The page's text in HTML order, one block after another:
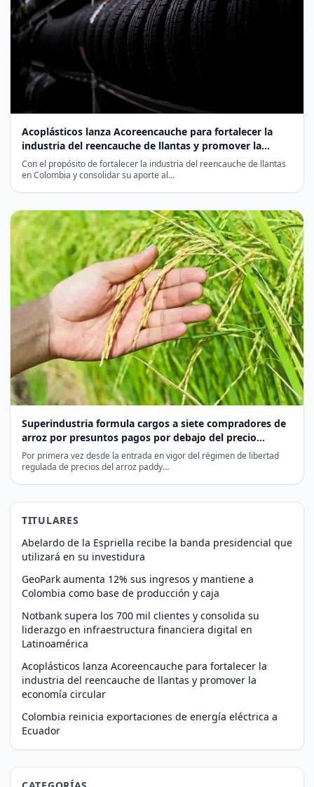
Acoplásticos lanza Acoreencauche para fortalecer la
industria del reencauche de llantas y promover la
economía circular
Con el propósito de fortalecer la industria del reencauche de llantas
en Colombia y consolidar su aporte al…
Superindustria formula cargos a siete compradores de
arroz por presuntos pagos por debajo del precio
mínimo
Por primera vez desde la entrada en vigor del régimen de libertad
regulada de precios del arroz paddy…
TITULARES
Abelardo de la Espriella recibe la banda presidencial que
utilizará en su investidura
GeoPark aumenta 12% sus ingresos y mantiene a
Colombia como base de producción y caja
Notbank supera los 700 mil clientes y consolida su
liderazgo en infraestructura financiera digital en
Latinoamérica
Acoplásticos lanza Acoreencauche para fortalecer la
industria del reencauche de llantas y promover la
economía circular
Colombia reinicia exportaciones de energía eléctrica a
Ecuador